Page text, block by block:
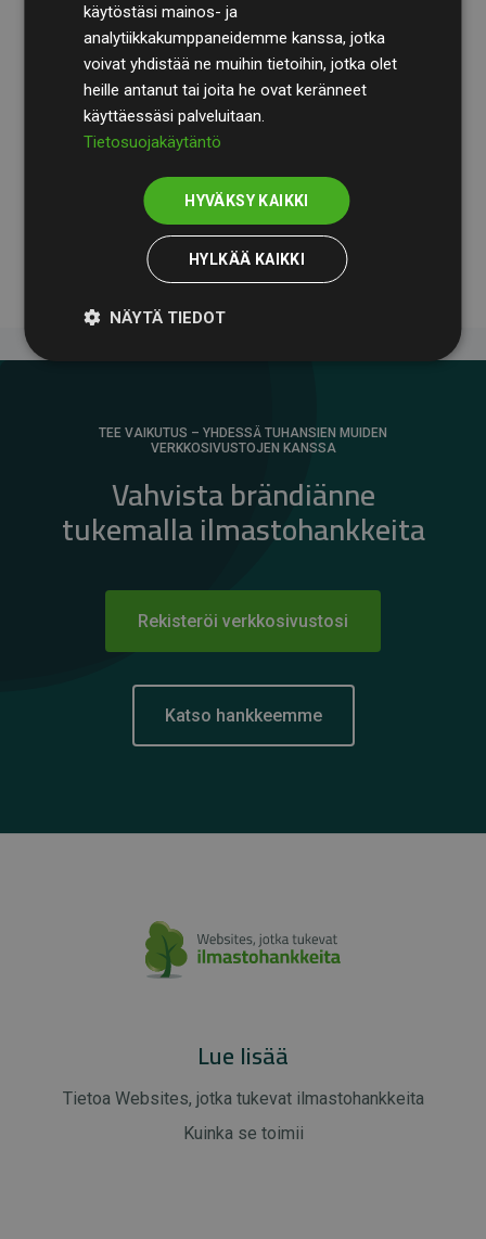
TilintarkastusyhtiöBDOkäy säännöllisesti läpi
laskelmamme ja menetelmämme varmistaakseen
läpinäkyvyyden ja luotettavuuden.
Heidän tarkastuksensa osoittavat, että investoinnit
ilmastohankkeisiin kompensoivat keskimäärin
arvioiduista CO₂-päästöistä
jäsenverkkosivustoilla –
selkeä todiste toimintatapamme todellisesta
TEE VAIKUTUS – YHDESSÄ TUHANSIEN MUIDEN
VERKKOSIVUSTOJEN KANSSA
Vahvista brändiänne
tukemalla ilmastohankkeita
Rekisteröi verkkosivustosi
Katso hankkeemme
Lue lisää
Tietoa Websites, jotka tukevat ilmastohankkeita
Kuinka se toimii
käytöstäsi mainos- ja
analytiikkakumppaneidemme kanssa, jotka
voivat yhdistää ne muihin tietoihin, jotka olet
heille antanut tai joita he ovat keränneet
käyttäessäsi palveluitaan.
Tietosuojakäytäntö
HYVÄKSY KAIKKI
HYLKÄÄ KAIKKI
NÄYTÄ TIEDOT